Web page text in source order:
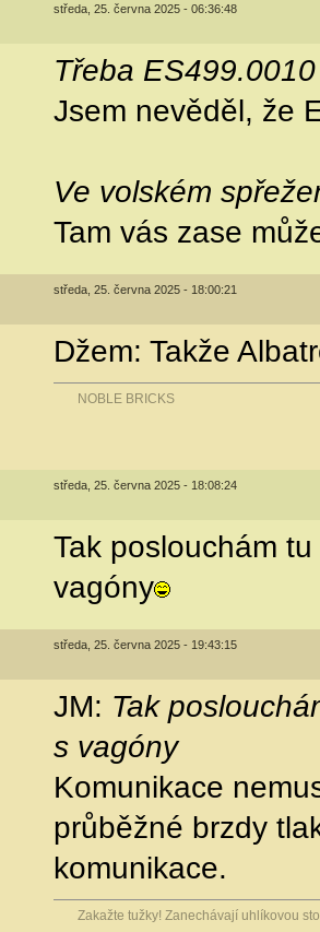
středa, 25. června 2025 - 06:36:48
Třeba
Jsem nevěděl, že
Ve volském
Tam vás zase
středa, 25. června 2025 - 18:00:21
Džem: Takže
NOBLE BRICKS
středa, 25. června 2025 - 18:08:24
Tak poslouchám
vagóny
středa, 25. června 2025 - 19:43:15
JM: Tak
s vagóny
Komunikace
průběžné brzdy
komunikace.
Zakažte tužky! Zanechávají uhlíkovou